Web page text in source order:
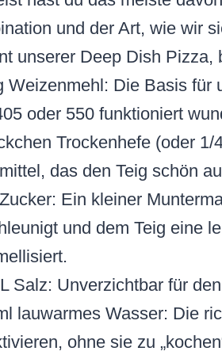
und der Art, wie wir
unserer Deep Dish Pizza,
Weizenmehl: Die Basis für
oder 550 funktioniert
Trockenhefe (oder
das den Teig schön
Ein kleiner
und dem Teig eine
Salz: Unverzichtbar für
lauwarmes Wasser: Die
ohne sie zu